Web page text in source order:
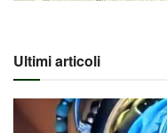
Ultimi articoli